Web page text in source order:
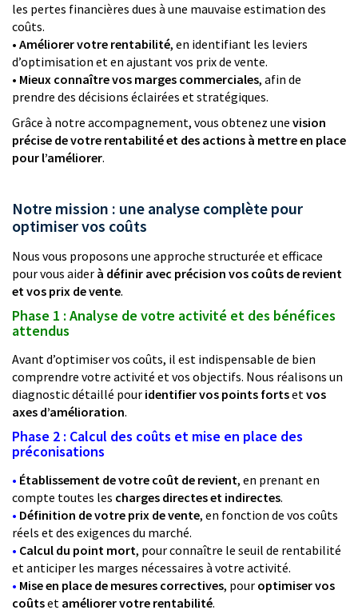
les pertes financières dues à une mauvaise estimation des
coûts.
• Améliorer votre rentabilité, en identifiant les leviers
d’optimisation et en ajustant vos prix de vente.
• Mieux connaître vos marges commerciales, afin de
prendre des décisions éclairées et stratégiques.
Grâce à notre accompagnement, vous obtenez une vision
précise de votre rentabilité et des actions à mettre en place
pour l’améliorer.
Notre mission : une analyse complète pour
optimiser vos coûts
Nous vous proposons une approche structurée et efficace
pour vous aider à définir avec précision vos coûts de revient
et vos prix de vente.
Phase 1 : Analyse de votre activité et des bénéfices
attendus
Avant d’optimiser vos coûts, il est indispensable de bien
comprendre votre activité et vos objectifs. Nous réalisons un
diagnostic détaillé pour identifier vos points fortsetvos
axes d’amélioration.
Phase 2 : Calcul des coûts et mise en place des
préconisations
• Établissement de votre coût de revient, en prenant en
compte toutes les charges directes et indirectes.
• Définition de votre prix de vente, en fonction de vos coûts
réels et des exigences du marché.
• Calcul du point mort, pour connaître le seuil de rentabilité
et anticiper les marges nécessaires à votre activité.
• Mise en place de mesures correctives, pour optimiser vos
coûtset améliorer votre rentabilité.